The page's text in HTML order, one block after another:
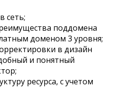
сеть;
поддомена
доменом 3 уровня;
в дизайн
и понятный
ресурса, с учетом